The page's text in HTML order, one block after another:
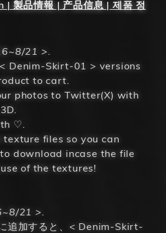
製品情報 | 产品信息 | 제품 정
21 >.
Denim-Skirt-01 > versions
to cart.
photos to Twitter(X) with
♡.
files so you can
download incase the file
of the textures!
21 >.
追加すると、< Denim-Skirt-